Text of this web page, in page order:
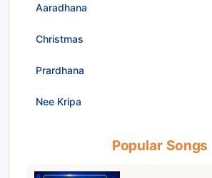
Aaradhana
Christmas
Prardhana
Nee Kripa
Popular Songs